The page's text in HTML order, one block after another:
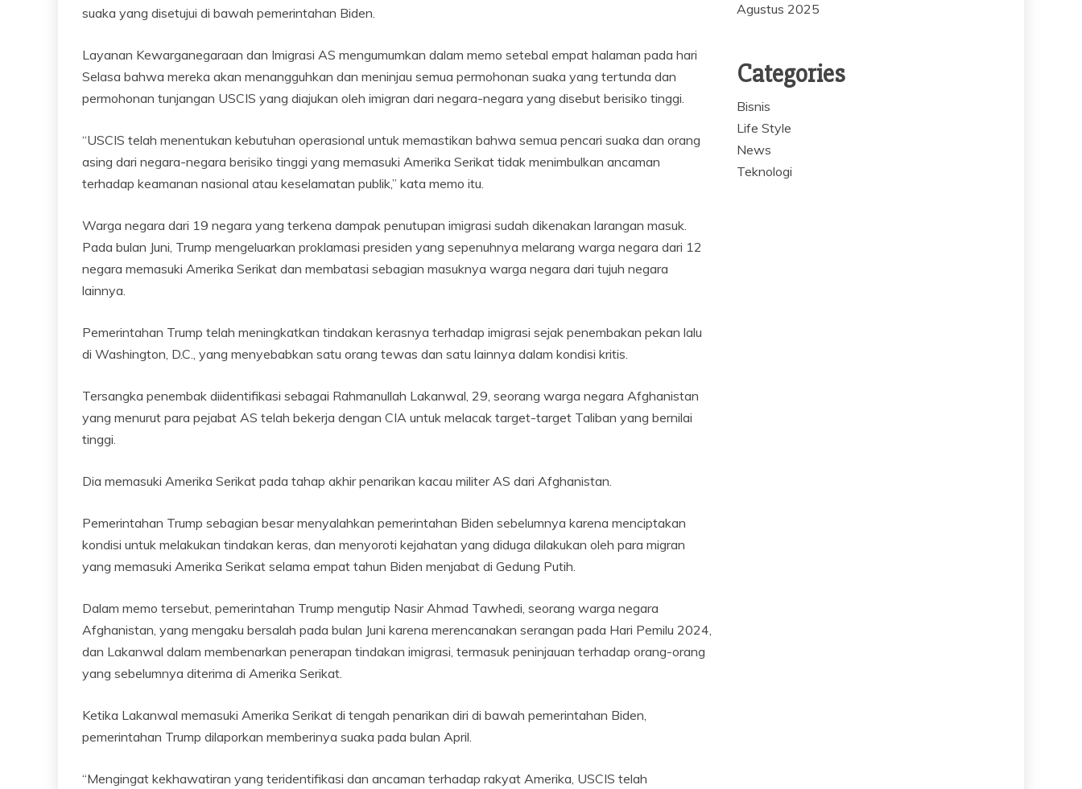
suaka yang disetujui di bawah pemerintahan Biden.
Layanan Kewarganegaraan dan Imigrasi AS mengumumkan dalam memo setebal empat halaman pada hari
Selasa bahwa mereka akan menangguhkan dan meninjau semua permohonan suaka yang tertunda dan
permohonan tunjangan USCIS yang diajukan oleh imigran dari negara-negara yang disebut berisiko tinggi.
“USCIS telah menentukan kebutuhan operasional untuk memastikan bahwa semua pencari suaka dan orang
asing dari negara-negara berisiko tinggi yang memasuki Amerika Serikat tidak menimbulkan ancaman
terhadap keamanan nasional atau keselamatan publik,” kata memo itu.
Warga negara dari 19 negara yang terkena dampak penutupan imigrasi sudah dikenakan larangan masuk.
Pada bulan Juni, Trump mengeluarkan proklamasi presiden yang sepenuhnya melarang warga negara dari 12
negara memasuki Amerika Serikat dan membatasi sebagian masuknya warga negara dari tujuh negara
lainnya.
Pemerintahan Trump telah meningkatkan tindakan kerasnya terhadap imigrasi sejak penembakan pekan lalu
di Washington, D.C., yang menyebabkan satu orang tewas dan satu lainnya dalam kondisi kritis.
Tersangka penembak diidentifikasi sebagai Rahmanullah Lakanwal, 29, seorang warga negara Afghanistan
yang menurut para pejabat AS telah bekerja dengan CIA untuk melacak target-target Taliban yang bernilai
tinggi.
Dia memasuki Amerika Serikat pada tahap akhir penarikan kacau militer AS dari Afghanistan.
Pemerintahan Trump sebagian besar menyalahkan pemerintahan Biden sebelumnya karena menciptakan
kondisi untuk melakukan tindakan keras, dan menyoroti kejahatan yang diduga dilakukan oleh para migran
yang memasuki Amerika Serikat selama empat tahun Biden menjabat di Gedung Putih.
Dalam memo tersebut, pemerintahan Trump mengutip Nasir Ahmad Tawhedi, seorang warga negara
Afghanistan, yang mengaku bersalah pada bulan Juni karena merencanakan serangan pada Hari Pemilu 2024,
dan Lakanwal dalam membenarkan penerapan tindakan imigrasi, termasuk peninjauan terhadap orang-orang
yang sebelumnya diterima di Amerika Serikat.
Ketika Lakanwal memasuki Amerika Serikat di tengah penarikan diri di bawah pemerintahan Biden,
pemerintahan Trump dilaporkan memberinya suaka pada bulan April.
“Mengingat kekhawatiran yang teridentifikasi dan ancaman terhadap rakyat Amerika, USCIS telah
Agustus 2025
Categories
Bisnis
Life Style
News
Teknologi